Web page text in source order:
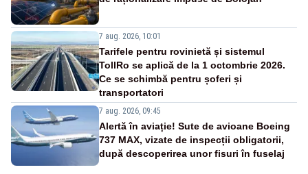
7 aug. 2026, 10:01
Tarifele pentru rovinietă și sistemul
TollRo se aplică de la 1 octombrie 2026.
Ce se schimbă pentru șoferi și
transportatori
7 aug. 2026, 09:45
Alertă în aviație! Sute de avioane Boeing
737 MAX, vizate de inspecții obligatorii,
după descoperirea unor fisuri în fuselaj